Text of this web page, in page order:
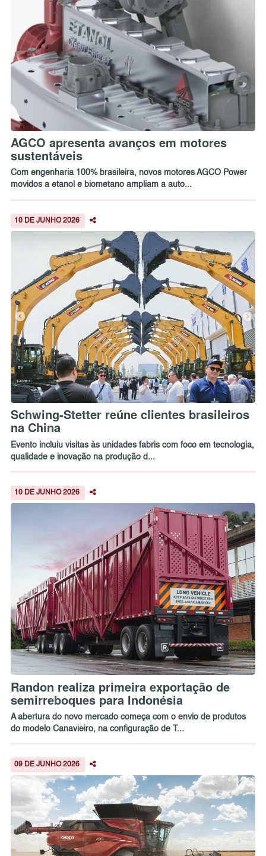
AGCO apresenta avanços em motores
sustentáveis
Com engenharia 100% brasileira, novos motores AGCO Power
movidos a etanol e biometano ampliam a auto...
10 DE JUNHO 2026
Schwing-Stetter reúne clientes brasileiros
na China
Evento incluiu visitas às unidades fabris com foco em tecnologia,
qualidade e inovação na produção d...
10 DE JUNHO 2026
Randon realiza primeira exportação de
semirreboques para Indonésia
A abertura do novo mercado começa com o envio de produtos
do modelo Canavieiro, na configuração de T...
09 DE JUNHO 2026